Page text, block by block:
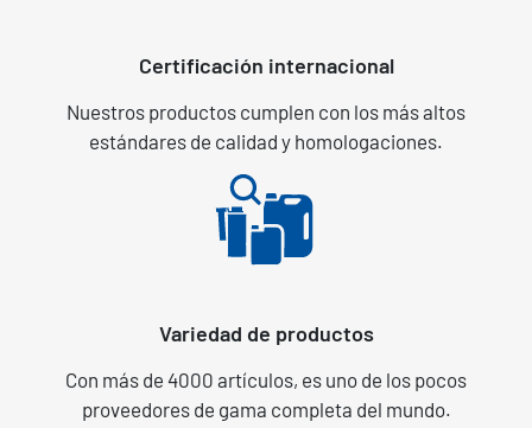
Certificación internacional
Nuestros productos cumplen con los más altos
estándares de calidad y homologaciones.
Variedad de productos
Con más de 4000 artículos, es uno de los pocos
proveedores de gama completa del mundo.